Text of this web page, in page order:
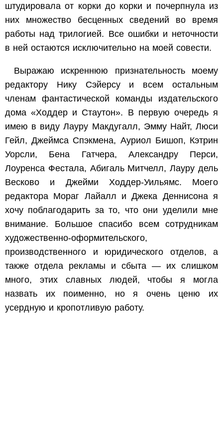
штудировала от корки до корки и почерпнула из
них множество бесценных сведений во время
работы над трилогией. Все ошибки и неточности
в ней остаются исключительно на моей совести.
Выражаю искреннюю признательность моему
редактору Нику Сэйерсу и всем остальным
членам фантастической команды издательского
дома «Ходдер и Стаутон». В первую очередь я
имею в виду Лауру Макдугалл, Эмму Найт, Люси
Гейл, Джеймса Спэкмена, Ауриол Бишоп, Кэтрин
Уорсли, Бена Гатчера, Александру Перси,
Лоуренса Фестала, Абигаль Митчелл, Лауру дель
Весково и Джейми Ходдер-Уильямс. Моего
редактора Мораг Лайалл и Джека Деннисона я
хочу поблагодарить за то, что они уделили мне
внимание. Большое спасибо всем сотрудникам
художественно-оформительского,
производственного и юридического отделов, а
также отдела рекламы и сбыта — их слишком
много, этих славных людей, чтобы я могла
назвать их поименно, но я очень ценю их
усердную и кропотливую работу.